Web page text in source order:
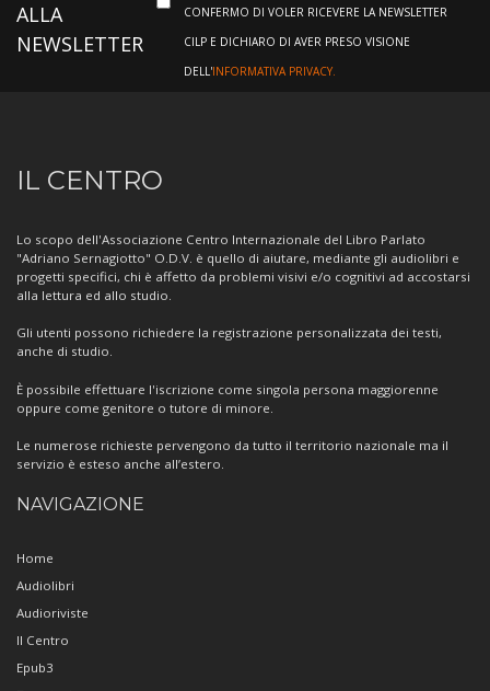
ALLA
NEWSLETTER
CONFERMO DI VOLER RICEVERE LA NEWSLETTER
CILP E DICHIARO DI AVER PRESO VISIONE
DELL'INFORMATIVA PRIVACY.
Informazioni
sul
Centro
IL CENTRO
Lo scopo dell'Associazione Centro Internazionale del Libro Parlato
"Adriano Sernagiotto" O.D.V. è quello di aiutare, mediante gli audiolibri e
progetti specifici, chi è affetto da problemi visivi e/o cognitivi ad accostarsi
alla lettura ed allo studio.
Gli utenti possono richiedere la registrazione personalizzata dei testi,
anche di studio.
È possibile effettuare l'iscrizione come singola persona maggiorenne
oppure come genitore o tutore di minore.
Le numerose richieste pervengono da tutto il territorio nazionale ma il
servizio è esteso anche all’estero.
NAVIGAZIONE
Home
Audiolibri
Audioriviste
Il Centro
Epub3